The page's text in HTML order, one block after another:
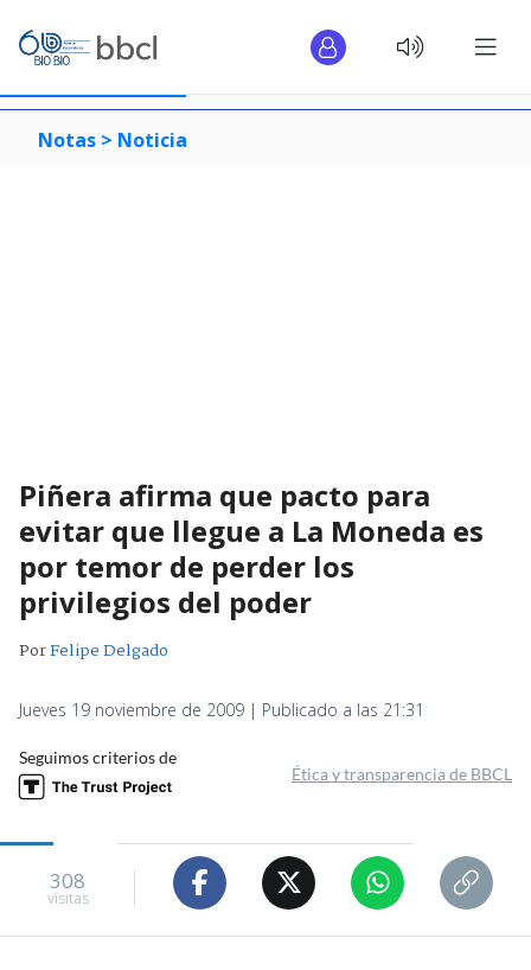
Notas > Noticia
Piñera afirma que pacto para
evitar que llegue a La Moneda es
por temor de perder los
privilegios del poder
PorFelipe Delgado
Jueves 19 noviembre de 2009 | Publicado a las 21:31
Seguimos criterios de
Ética y transparencia de BBCL
308
visitas